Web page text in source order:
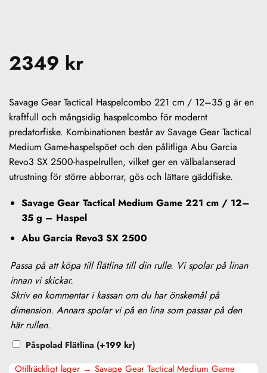
2349 kr
Savage Gear Tactical Haspelcombo 221 cm / 12–35 g är en
kraftfull och mångsidig haspelcombo för modernt
predatorfiske. Kombinationen består av Savage Gear Tactical
Medium Game-haspelspöet och den pålitliga Abu Garcia
Revo3 SX 2500-haspelrullen, vilket ger en välbalanserad
utrustning för större abborrar, gös och lättare gäddfiske.
Savage Gear Tactical Medium Game 221 cm / 12–
35 g – Haspel
Abu Garcia Revo3 SX 2500
PÅSPOLAD
FLÄTLINA
Passa på att köpa till flätlina till din rulle. Vi spolar på linan
innan vi skickar.
Skriv en kommentar i kassan om du har önskemål på
dimension. Annars spolar vi på en lina som passar på den
här rullen.
Påspolad Flätlina (+199 kr)
Otillräckligt lager → Savage Gear Tactical Medium Game